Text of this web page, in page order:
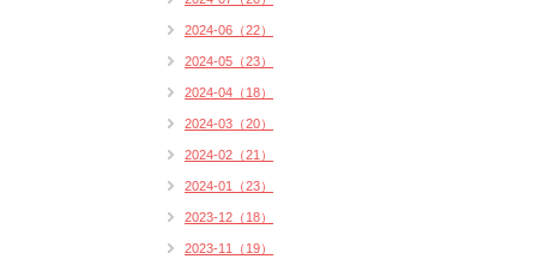
2024-06（22）
2024-05（23）
2024-04（18）
2024-03（20）
2024-02（21）
2024-01（23）
2023-12（18）
2023-11（19）